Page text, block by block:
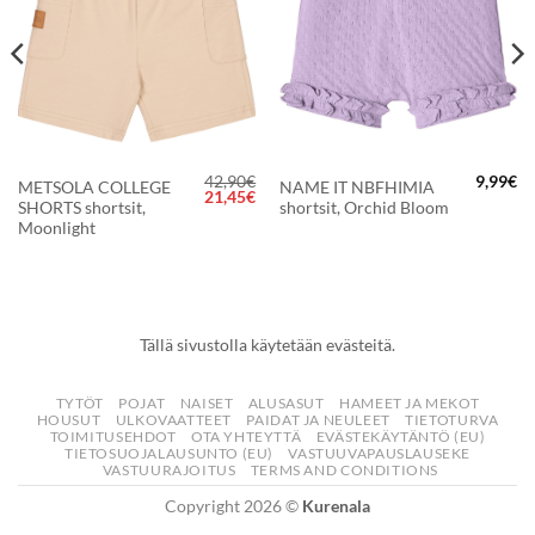
METSOLA COLLEGE
SHORTS shortsit,
Moonlight
42,90€
Alkuperäinen
hinta
21,45€Nykyinen
hinta
NAME IT NBFHIMIA
shortsit, Orchid Bloom
9,99€
Tällä sivustolla käytetään evästeitä.
TYTÖT POJAT NAISET ALUSASUT
HAMEET JA MEKOT
HOUSUT
ULKOVAATTEET PAIDAT JA NEULEET
TIETOTURVA
TOIMITUSEHDOT
OTA YHTEYTTÄ
EVÄSTEKÄYTÄNTÖ (EU)
TIETOSUOJALAUSUNTO (EU)
VASTUUVAPAUSLAUSEKE
VASTUURAJOITUS
TERMS AND CONDITIONS
Copyright 2026 © Kurenala